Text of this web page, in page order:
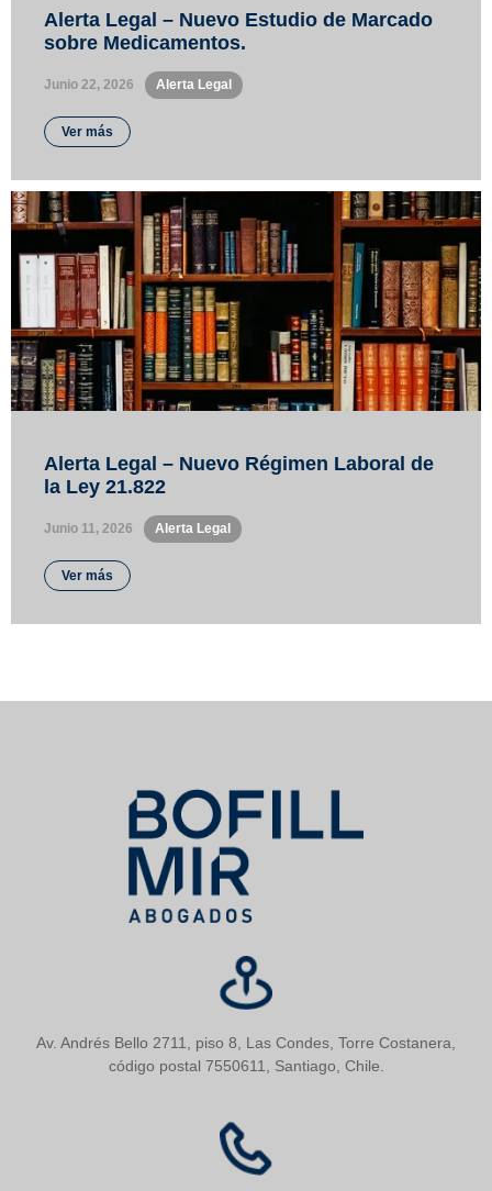
Alerta Legal – Nuevo Estudio de Marcado
sobre Medicamentos.
Junio 22, 2026 Alerta Legal
Ver más
Alerta Legal – Nuevo Régimen Laboral de
la Ley 21.822
Junio 11, 2026 Alerta Legal
Ver más
Av. Andrés Bello 2711, piso 8, Las Condes, Torre Costanera,
código postal 7550611, Santiago, Chile.